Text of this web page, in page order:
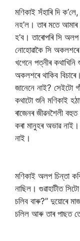
মণিকাই সঁহাৰি দি
নহ’ল। তাৰ মতে আমাৰ
হ’ব। তাৰোপৰি সি
নোহোৱাকৈ সি অকলশৰে
খগেনে পত্নীৰ
অকলশৰে থাকিব
জানেনে নাই? সেইটো
কথাটো শুনি মণিকাই
ৰাজেনৰ জীৱনশৈলী
কৰা মানুহৰ অভাৱ
নাই।
মণিকাই অলপ চিন্তা
নাছিল। গুৱাহাটীত
চলিব বাৰু?” দুয়োৰে
চলিল আৰু তাৰ পাছত